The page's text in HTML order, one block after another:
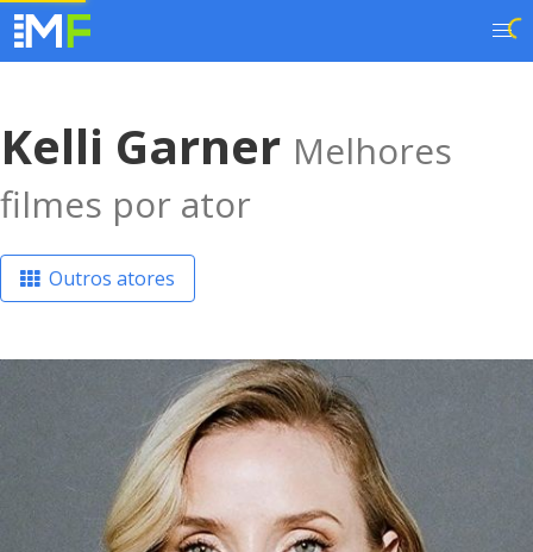
Kelli Garner Melhores
filmes por ator
Outros atores